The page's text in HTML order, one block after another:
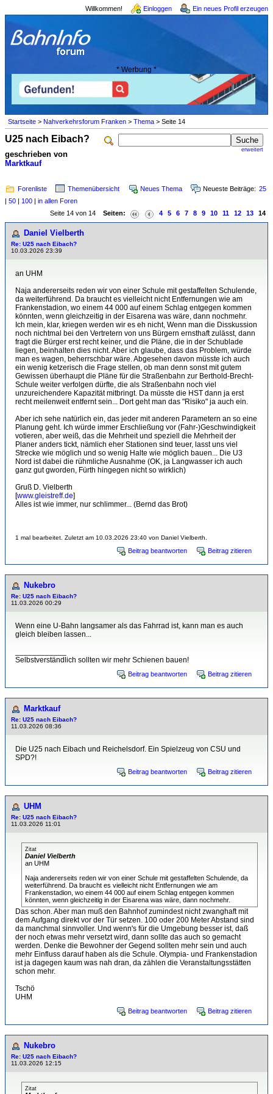
Willkommen! Einloggen Ein neues Profil erzeugen
* Werbung *
Startseite > Nahverkehrsforum Franken > Thema > Seite 14
erweitert
U25 nach Eibach?
geschrieben von
Marktkauf
Forenliste Themenübersicht Neues Thema Neueste Beiträge: 25
| 50 | 100 | in allen Foren
Seite 14 von 14 Seiten: 4 5 6 7 8 9 10 11 12 13 14
Daniel Vielberth
Re: U25 nach Eibach?
10.03.2026 23:39
an UHM
Naja andererseits reden wir von einer Schule mit gestaffelten Schulende,
da weiterführend. Da braucht es vielleicht nicht Entfernungen wie am
Frankenstadion, wo einem 44 000 auf einem Schlag entgegen kommen
könnten, wenn gleichzeitig in der Eisarena was wäre, dann nochmehr.
Ich mein, klar, kriegen werden wir es eh nicht, Wenn man die Disskussion
noch nichtmal bei den Vertretern von uns Bürgern ernsthaft zulässt, dann
fragt die Bürger erst recht keiner, und die Pläne, die in der Schublade
liegen, beinhalten dies nicht. Aber ich glaube, dass das Problem, würde
man es wagen, beherrschbar wäre. Abgesehen davon müsste ich auch
ein wenig ketzerisch die Frage stellen, ob man denn sonst mit gutem
Gewissen überhaupt die Pläne für die Straßenbahn zur Berthold-Brecht-
Schule weiter verfolgen dürfte, die als Straßenbahn noch viel
unzureichendere Kapazität mitbringt. Da müsste die HST dann ja erst
recht meilenweit entfernt sein... Dort geht man das "Risiko" ja auch ein.
Aber ich sehe natürlich ein, das jeder mit anderen Parametern an so eine
Planung geht. Ich würde immer Erschließung vor (Fahr-)Geschwindigkeit
votieren, aber weiß, das die Mehrheit und speziell die Mehrheit der
Planer anders tickt, nämlich eher Stationen sind teuer, lasst uns viel
Strecke wie möglich und so wenig Halte wie möglich bauen... Die U3
Nord ist dabei die rühmliche Ausnahme (OK, ja Langwasser ich auch
ganz gut gworden, Fürth hingegen nicht so wirklich)
Gruß D. Vielberth
[www.gleistreff.de]
Alles ist wie immer, nur schlimmer... (Bernd das Brot)
1 mal bearbeitet. Zuletzt am 10.03.2026 23:40 von Daniel Vielberth.
Beitrag beantworten Beitrag zitieren
Nukebro
Re: U25 nach Eibach?
11.03.2026 00:29
Wenn eine U-Bahn langsamer als das Fahrrad ist, kann man es auch
gleich bleiben lassen...
Selbstverständlich sollten wir mehr Schienen bauen!
Beitrag beantworten Beitrag zitieren
Marktkauf
Re: U25 nach Eibach?
11.03.2026 08:36
Die U25 nach Eibach und Reichelsdorf. Ein Spielzeug von CSU und
SPD?!
Beitrag beantworten Beitrag zitieren
UHM
Re: U25 nach Eibach?
11.03.2026 11:01
Zitat
Daniel Vielberth
an UHM
Naja andererseits reden wir von einer Schule mit gestaffelten Schulende, da
weiterführend. Da braucht es vielleicht nicht Entfernungen wie am
Frankenstadion, wo einem 44 000 auf einem Schlag entgegen kommen
könnten, wenn gleichzeitig in der Eisarena was wäre, dann nochmehr.
Das schon. Aber man muß den Bahnhof zumindest nicht zwanghaft mit
dem Aufgang direkt vor der Tür setzen. 100 oder 200 Meter Abstand sind
da manchmal sinnvoller. Und wenn's für die Umgebung besser ist, daß
der noch etwas mehr versetzt wird, dann sollte das auch so gemacht
werden. Denke die Bewohner der Gegend sollten mehr sein und auch
mehr Einfluss darauf haben als die Schule. Olympia- und Frankenstadion
ist ja dagegen kaum was nah dran, da zählen die Veranstaltungsstätten
schon mehr.
Tschö
UHM
Beitrag beantworten Beitrag zitieren
Nukebro
Re: U25 nach Eibach?
11.03.2026 12:15
Zitat